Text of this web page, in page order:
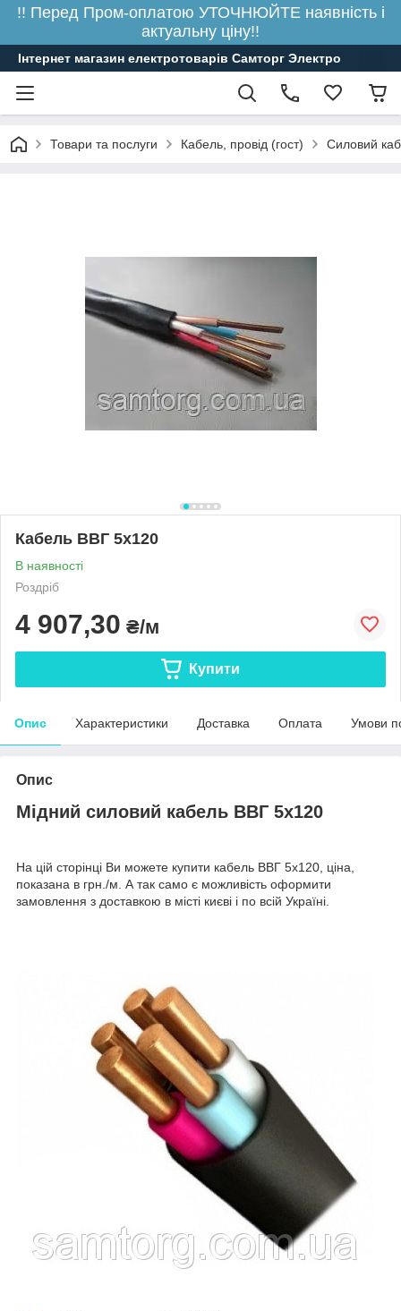
!! Перед Пром-оплатою УТОЧНЮЙТЕ наявність і
актуальну ціну!!
Інтернет магазин електротоварів Самторг Электро
Товари та послуги Кабель, провід (гост) Силовий
Кабель ВВГ 5х120
В наявності
Роздріб
4 907,30 ₴/м
Купити
Опис Характеристики Доставка Оплата Умови
Опис
Мідний силовий кабель ВВГ 5х120
На цій сторінці Ви можете купити кабель ВВГ 5х120, ціна,
показана в грн./м. А так само є можливість оформити
замовлення з доставкою в місті києві і по всій Україні.